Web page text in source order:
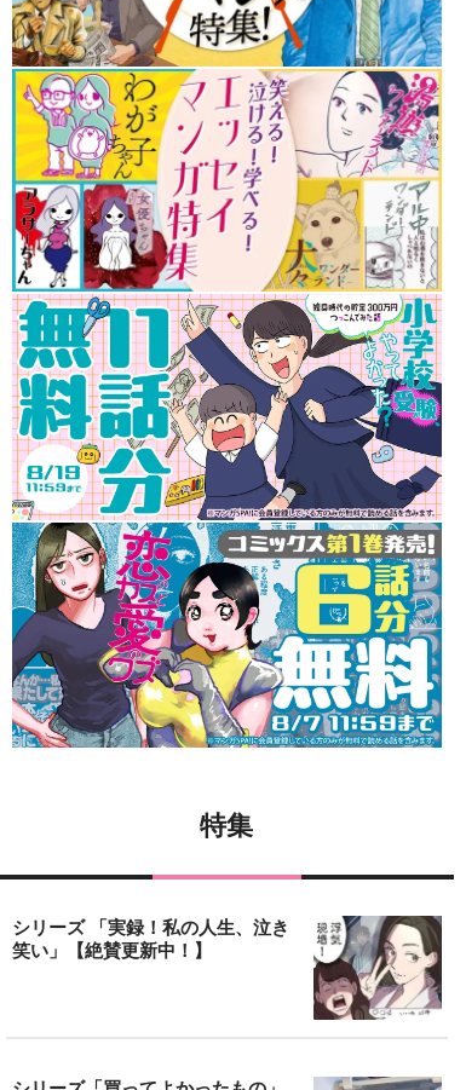
特集
シリーズ 「実録！私の人生、泣き
笑い」【絶賛更新中！】